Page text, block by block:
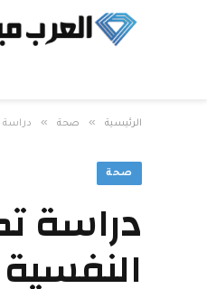
الرئيسية » صحة » دراسة
صحة
دراسة
النفسية